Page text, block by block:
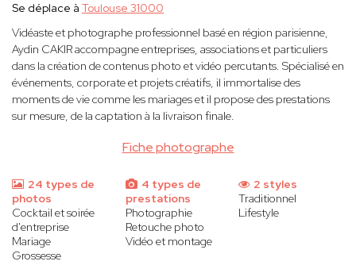
Fiche photographe
Se déplace à Toulouse 31000
Vidéaste et photographe professionnel basé en région parisienne,
Aydin CAKIR accompagne entreprises, associations et particuliers
dans la création de contenus photo et vidéo percutants. Spécialisé en
événements, corporate et projets créatifs, il immortalise des
moments de vie comme les mariages et il propose des prestations
sur mesure, de la captation à la livraison finale.
24 types de
photos
Cocktail et soirée
d'entreprise
Mariage
Grossesse
4 types de
prestations
Photographie
Retouche photo
Vidéo et montage
2 styles
Traditionnel
Lifestyle